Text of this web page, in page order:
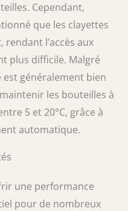
Cependant,
que les clayettes
l’accès aux
plus difficile. Malgré
généralement bien
les bouteilles à
5 et 20°C, grâce à
automatique.
une performance
pour de nombreux